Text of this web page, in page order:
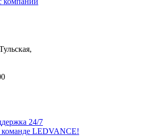
24/7
команде LEDVANCE!